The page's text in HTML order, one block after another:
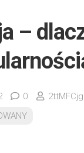
–
0 2ttMFCjg